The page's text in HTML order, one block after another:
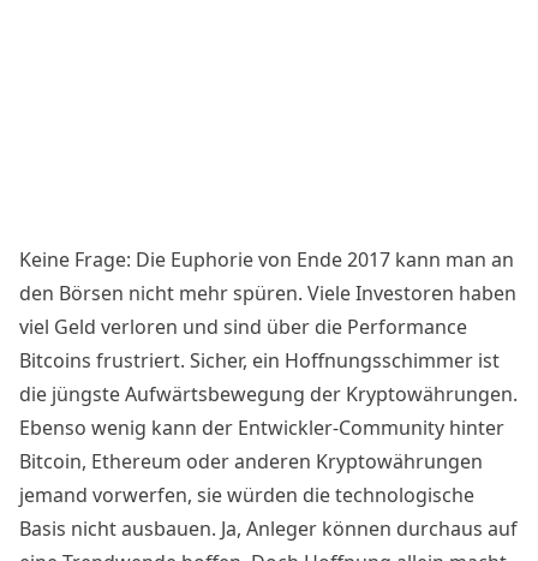
Keine Frage: Die Euphorie von Ende 2017 kann man an
den Börsen nicht mehrspüren. Viele Investoren haben
viel Geld verloren und sind über die Performance
Bitcoins frustriert. Sicher, ein Hoffnungsschimmer ist
die jüngste Aufwärtsbewegung der Kryptowährungen.
Ebenso wenig kann der Entwickler-Community hinter
Bitcoin, Ethereum oder anderen Kryptowährungen
jemand vorwerfen, sie würden die technologische
Basis nicht ausbauen. Ja, Anleger können durchaus auf